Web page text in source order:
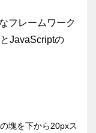
フレームワーク
JavaScriptの
塊を下から20pxス